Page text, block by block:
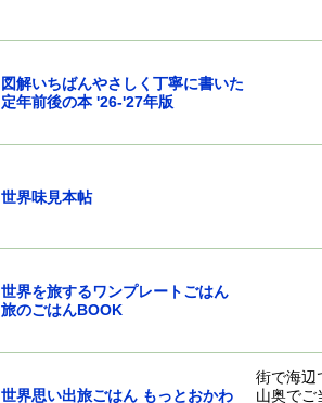
図解いちばんやさしく丁寧に書いた
定年前後の本 '26-'27年版
世界味見本帖
世界を旅するワンプレートごはん
旅のごはんBOOK
世界思い出旅ごはん もっとおかわ
街で海辺
山奥でご